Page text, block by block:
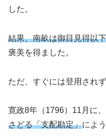
した。
結果、南畝は御目見得以
褒美を得ました。
ただ、すぐには登用されず
寛政8年（1796）11月に、
さどる「支配勘定」によ